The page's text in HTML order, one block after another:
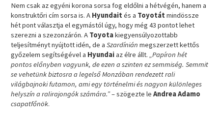
Nem csak az egyéni korona sorsa fog eldőlni a hétvégén, hanem a
konstruktőri cím sorsa is. A Hyundait és a Toyotát mindössze
hét pont választja el egymástól úgy, hogy még 43 pontot lehet
szerezni a szezonzárón. A Toyotakiegyensúlyozottabb
teljesítményt nyújtott idén, de aSzardínián megszerzett kettős
győzelem segítségével a Hyundaiaz élre állt.„Papíron hét
pontos előnyben vagyunk, de ezen a szinten ez semmiség. Semmit
se vehetünk biztosra a legelső Monzában rendezett rali
világbajnoki futamon, ami egy történelmi és nagyon különleges
helyszín a ralirajongók számára.”– szögezte leAndrea Adamo
csapatfőnök.